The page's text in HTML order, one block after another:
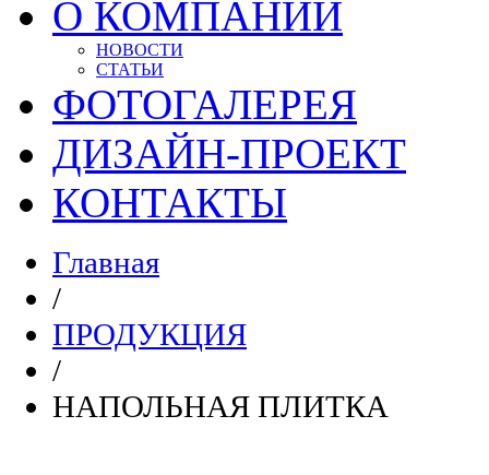
О КОМПАНИИ
НОВОСТИ
СТАТЬИ
ФОТОГАЛЕРЕЯ
ДИЗАЙН-ПРОЕКТ
КОНТАКТЫ
Главная
/
ПРОДУКЦИЯ
/
НАПОЛЬНАЯ ПЛИТКА